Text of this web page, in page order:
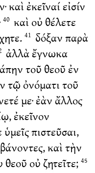
καὶ ἐκεῖναί εἰσίν
40 καὶ οὐ θέλετε
41 δόξαν παρὰ
ἀλλὰ ἔγνωκα
τοῦ θεοῦ ἐν
τῷ ὀνόματι τοῦ
με· ἐὰν ἄλλος
ἐκεῖνον
πιστεῦσαι,
καὶ τὴν
οὐ ζητεῖτε; 45